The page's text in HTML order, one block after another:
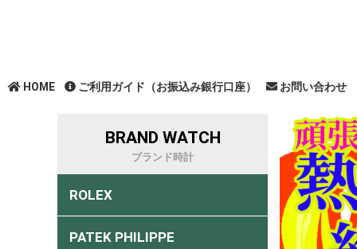
HOME ご利用ガイド（お振込み銀行口座） お問い合わせ
BRAND WATCH
ブランド時計
ROLEX
PATEK PHILIPPE